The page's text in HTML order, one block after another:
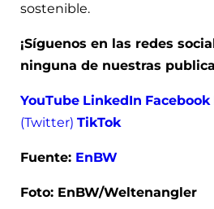
sostenible.
¡Síguenos en las redes
ninguna de nuestras
YouTube LinkedIn Facebook
(Twitter) TikTok
Fuente: EnBW
Foto: EnBW/Weltenangler